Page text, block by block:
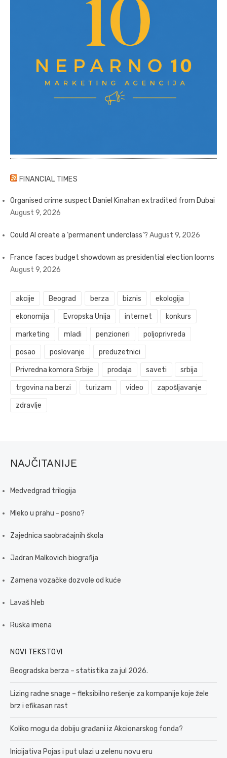
FINANCIAL TIMES
Organised crime suspect Daniel Kinahan extradited from Dubai
August 9, 2026
Could AI create a ‘permanent underclass’? August 9, 2026
France faces budget showdown as presidential election looms
August 9, 2026
akcije Beograd berza biznis ekologija
ekonomija Evropska Unija internet konkurs
marketing mladi penzioneri poljoprivreda
posao poslovanje preduzetnici
Privredna komora Srbije prodaja saveti srbija
trgovina na berzi turizam video zapošljavanje
zdravlje
NAJČITANIJE
Medvedgrad trilogija
Mleko u prahu - posno?
Zajednica saobraćajnih škola
Jadran Malkovich biografija
Zamena vozačke dozvole od kuće
Lavaš hleb
Ruska imena
NOVI TEKSTOVI
Beogradska berza – statistika za jul 2026.
Lizing radne snage – fleksibilno rešenje za kompanije koje žele
brz i efikasan rast
Koliko mogu da dobiju građani iz Akcionarskog fonda?
Inicijativa Pojas i put ulazi u zelenu novu eru